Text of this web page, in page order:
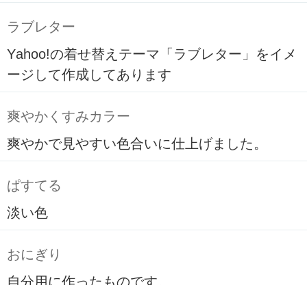
ラブレター
Yahoo!の着せ替えテーマ「ラブレター」をイメ
ージして作成してあります
爽やかくすみカラー
爽やかで見やすい色合いに仕上げました。
ぱすてる
淡い色
おにぎり
自分用に作ったものです。